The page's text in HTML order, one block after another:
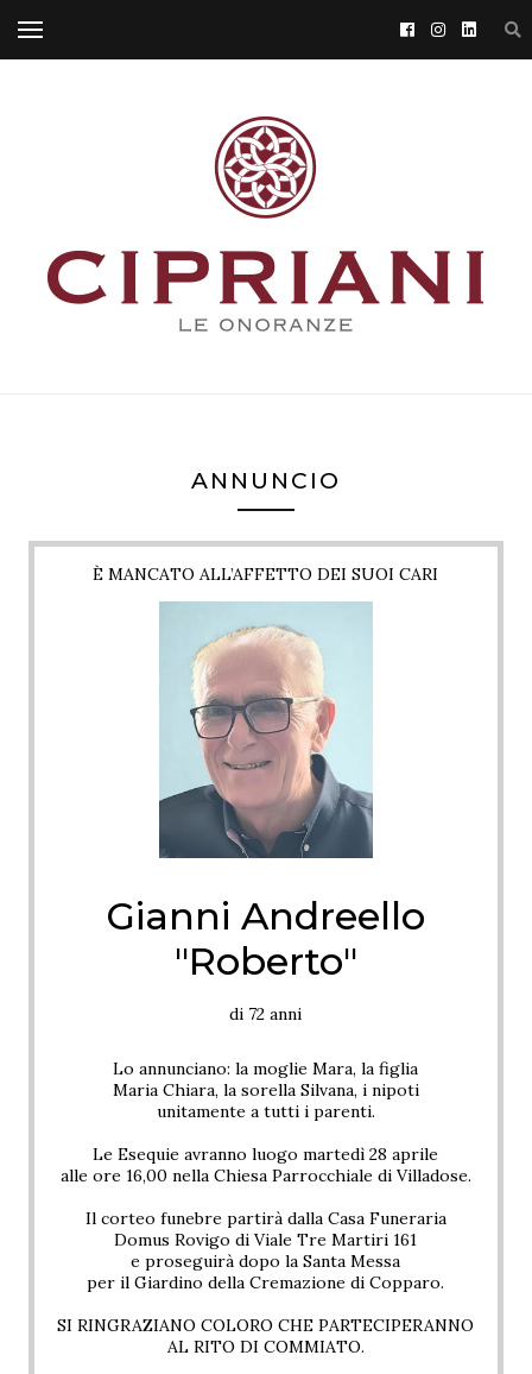
ANNUNCIO
È MANCATO ALL’AFFETTO DEI SUOI CARI
Gianni Andreello
"Roberto"
di 72 anni
Lo annunciano: la moglie Mara, la figlia
Maria Chiara, la sorella Silvana, i nipoti
unitamente a tutti i parenti.
Le Esequie avranno luogo martedì 28 aprile
alle ore 16,00 nella Chiesa Parrocchiale di Villadose.
Il corteo funebre partirà dalla Casa Funeraria
Domus Rovigo di Viale Tre Martiri 161
e proseguirà dopo la Santa Messa
per il Giardino della Cremazione di Copparo.
SI RINGRAZIANO COLORO CHE PARTECIPERANNO
AL RITO DI COMMIATO.